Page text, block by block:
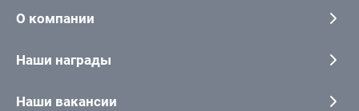
О компании
Наши награды
Наши вакансии